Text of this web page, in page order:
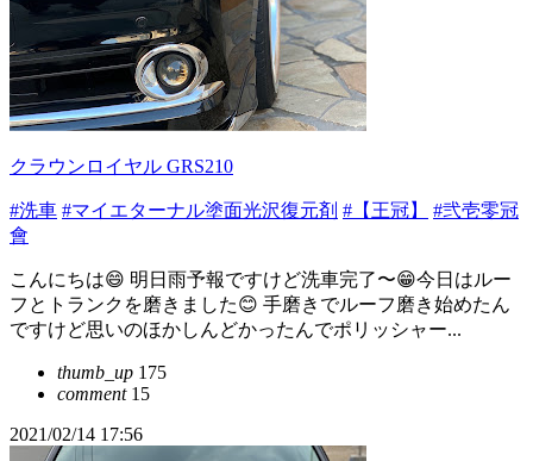
クラウンロイヤル GRS210
#洗車 #マイエターナル塗面光沢復元剤 #【王冠】
#弐壱零冠
會
こんにちは😄 明日雨予報ですけど洗車完了〜😁今日はルー
フとトランクを磨きました😊 手磨きでルーフ磨き始めたん
ですけど思いのほかしんどかったんでポリッシャー...
thumb_up 175
comment15
2021/02/14 17:56